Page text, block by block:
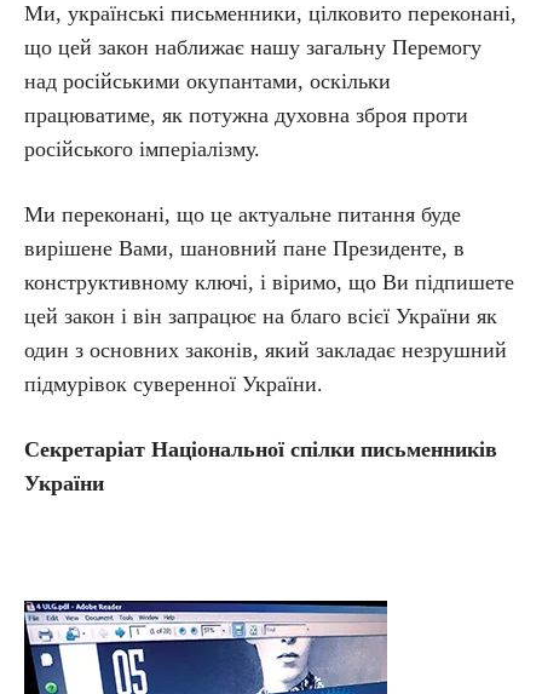
Ми, українські письменники, цілковито переконані,
що цей закон наближає нашу загальну Перемогу
над російськими окупантами, оскільки
працюватиме, як потужна духовна зброя проти
російського імперіалізму.
Ми переконані, що це актуальне питання буде
вирішене Вами, шановний пане Президенте, в
конструктивному ключі, і віримо, що Ви підпишете
цей закон і він запрацює на благо всієї України як
один з основних законів, який закладає незрушний
підмурівок суверенної України.
Секретаріат Національної спілки письменників
України